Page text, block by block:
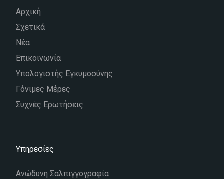
Αρχική
Σχετικά
Νέα
Επικοινωνία
Υπολογιστής Εγκυμοσύνης
Γόνιμες Μέρες
Συχνές Ερωτήσεις
Υπηρεσίες
Ανώδυνη Σαλπιγγογραφία